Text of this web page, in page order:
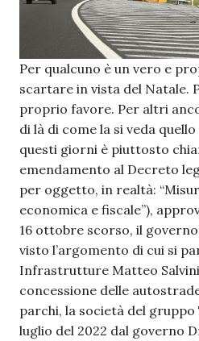
Per qualcuno è un vero e
scartare in vista del Natale.
proprio favore. Per altri
di là di come la si veda
questi giorni è piuttosto
emendamento al Decreto
per oggetto, in realtà:
economica e fiscale”),
16 ottobre scorso, il
visto l’argomento di cui si
Infrastrutture Matteo
concessione delle
parchi, la società del
luglio del 2022 dal governo